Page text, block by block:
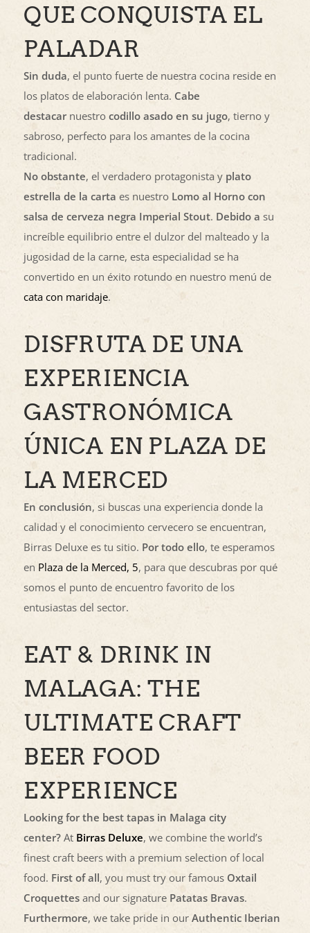
QUE CONQUISTA EL
PALADAR
Sin duda, el punto fuerte de nuestra cocina reside en
los platos de elaboración lenta. Cabe
destacarnuestro codillo asado en su jugo, tierno y
sabroso, perfecto para los amantes de la cocina
tradicional.
No obstante, el verdadero protagonista y plato
estrella de la carta es nuestro Lomo al Horno con
salsa de cerveza negra Imperial Stout. Debido a su
increíble equilibrio entre el dulzor del malteado y la
jugosidad de la carne, esta especialidad se ha
convertido en un éxito rotundo en nuestro menú de
cata con maridaje.
DISFRUTA DE UNA
EXPERIENCIA
GASTRONÓMICA
ÚNICA EN PLAZA DE
LA MERCED
En conclusión, si buscas una experiencia donde la
calidad y el conocimiento cervecero se encuentran,
Birras Deluxe es tu sitio. Por todo ello, te esperamos
en Plaza de la Merced, 5, para que descubras por qué
somos el punto de encuentro favorito de los
entusiastas del sector.
EAT & DRINK IN
MALAGA: THE
ULTIMATE CRAFT
BEER FOOD
EXPERIENCE
Looking for the best tapas in Malaga city
center? At Birras Deluxe, we combine the world’s
finest craft beers with a premium selection of local
food. First of all, you must try our famous Oxtail
Croquettes and our signature Patatas Bravas.
Furthermore, we take pride in our Authentic Iberian